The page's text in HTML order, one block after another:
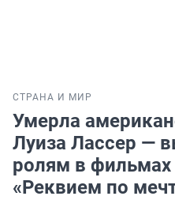
СТРАНА И МИР
Умерла
Луиза Лассер —
ролям в фильмах
«Реквием по